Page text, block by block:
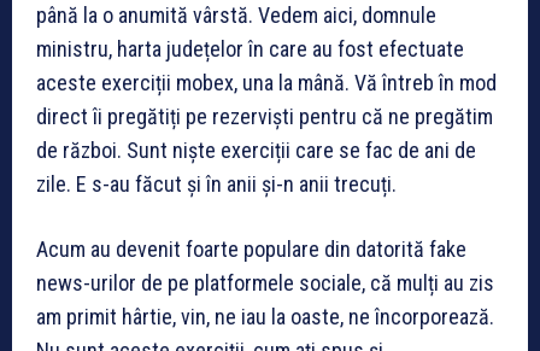
până la o anumită vârstă. Vedem aici, domnule
ministru, harta județelor în care au fost efectuate
aceste exerciții mobex, una la mână. Vă întreb în mod
direct îi pregătiți pe rezerviști pentru că ne pregătim
de război. Sunt niște exerciții care se fac de ani de
zile. E s-au făcut și în anii și-n anii trecuți.
Acum au devenit foarte populare din datorită fake
news-urilor de pe platformele sociale, că mulți au zis
am primit hârtie, vin, ne iau la oaste, ne încorporează.